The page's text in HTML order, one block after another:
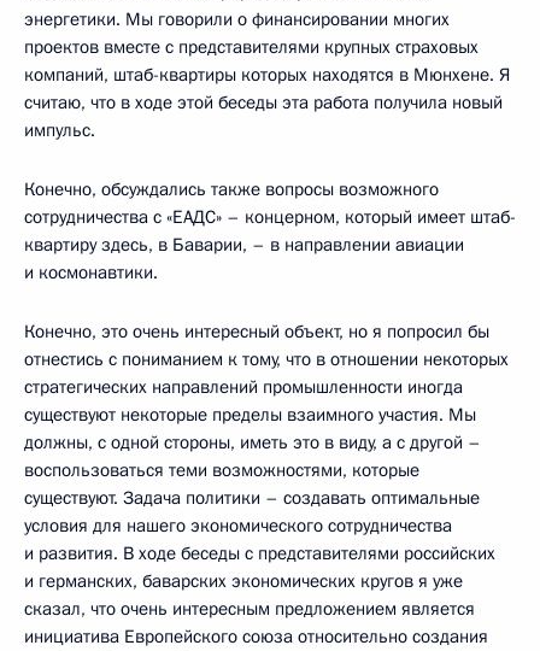
энергетики. Мы говорили о финансировании многих
проектов вместе с представителями крупных страховых
компаний, штаб-квартиры которых находятся в Мюнхене. Я
считаю, что в ходе этой беседы эта работа получила новый
импульс.
Конечно, обсуждались также вопросы возможного
сотрудничества с «ЕАДС» – концерном, который имеет штаб-
квартиру здесь, в Баварии, – в направлении авиации
и космонавтики.
Конечно, это очень интересный объект, но я попросил бы
отнестись с пониманием к тому, что в отношении некоторых
стратегических направлений промышленности иногда
существуют некоторые пределы взаимного участия. Мы
должны, с одной стороны, иметь это в виду, а с другой –
воспользоваться теми возможностями, которые
существуют. Задача политики – создавать оптимальные
условия для нашего экономического сотрудничества
и развития. В ходе беседы с представителями российских
и германских, баварских экономических кругов я уже
сказал, что очень интересным предложением является
инициатива Европейского союза относительно создания